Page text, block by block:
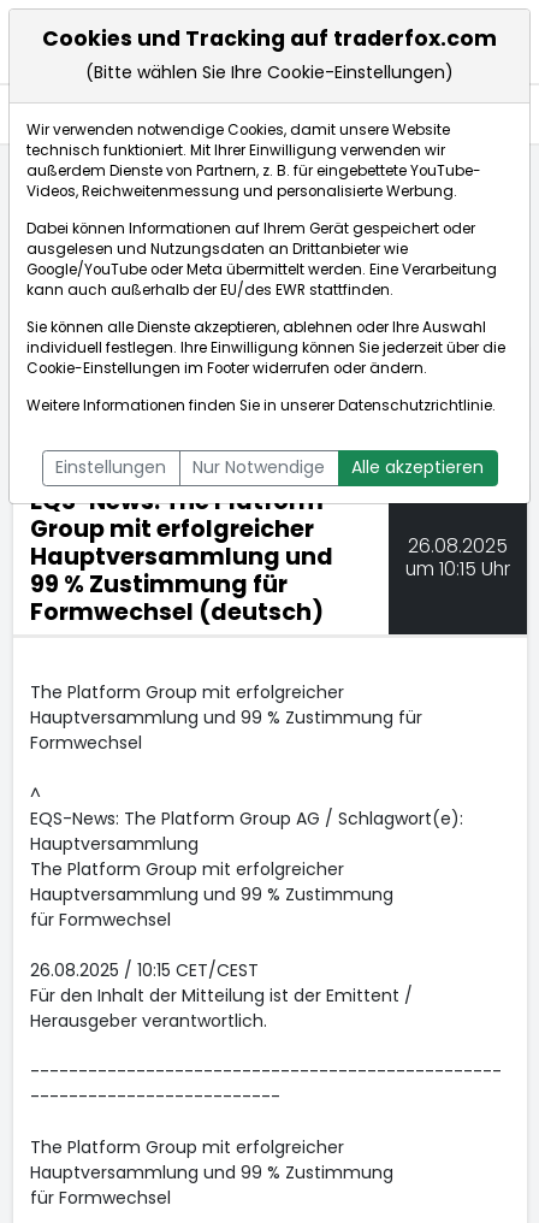
EQS-News: The Platform Group mit erfolgreicher Hau...
dpa-AFX Compact
ÜBERSICHT DPA-AFX PROFEED
DPA-AFX COMPACT
NEWSBOT
EQS-News: The Platform
Group mit erfolgreicher
Hauptversammlung und
99 % Zustimmung für
Formwechsel (deutsch)
26.08.2025
um 10:15 Uhr
The Platform Group mit erfolgreicher
Hauptversammlung und 99 % Zustimmung für
Formwechsel
^
EQS-News: The Platform Group AG / Schlagwort(e):
Hauptversammlung
The Platform Group mit erfolgreicher
Hauptversammlung und 99 % Zustimmung
für Formwechsel
26.08.2025 / 10:15 CET/CEST
Für den Inhalt der Mitteilung ist der Emittent /
Herausgeber verantwortlich.
-------------------------------------------------
--------------------------
The Platform Group mit erfolgreicher
Hauptversammlung und 99 % Zustimmung
für Formwechsel
Cookies und Tracking auf traderfox.com
(Bitte wählen Sie Ihre Cookie-Einstellungen)
Wir verwenden notwendige Cookies, damit unsere Website
technisch funktioniert. Mit Ihrer Einwilligung verwenden wir
außerdem Dienste von Partnern, z. B. für eingebettete YouTube-
Videos, Reichweitenmessung und personalisierte Werbung.
Dabei können Informationen auf Ihrem Gerät gespeichert oder
ausgelesen und Nutzungsdaten an Drittanbieter wie
Google/YouTube oder Meta übermittelt werden. Eine Verarbeitung
kann auch außerhalb der EU/des EWR stattfinden.
Sie können alle Dienste akzeptieren, ablehnen oder Ihre Auswahl
individuell festlegen. Ihre Einwilligung können Sie jederzeit über die
Cookie-Einstellungen im Footer widerrufen oder ändern.
Weitere Informationen finden Sie in unsererDatenschutzrichtlinie.
Einstellungen Nur Notwendige Alle akzeptieren